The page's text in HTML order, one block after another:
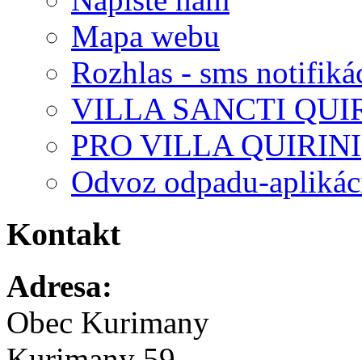
Mapa webu
Rozhlas - sms
VILLA SANCTI
PRO VILLA QUIRINI
Odvoz odpadu-
Kontakt
Adresa:
Obec Kurimany